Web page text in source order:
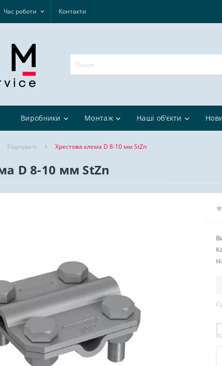
Час роботи Контакти
Виробники Монтаж Наші об'єкти
З'єднувачі Хрестова клема D 8-10 мм StZn
D 8-10 мм StZn